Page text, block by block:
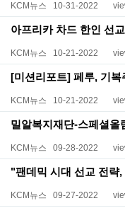
KCM뉴스 10-31-2022
아프리카 차드 한인 선
KCM뉴스 10-21-2022
KCM뉴스 10-21-2022
KCM뉴스 09-28-2022
"팬데믹 시대 선교 전략
KCM뉴스 09-27-2022